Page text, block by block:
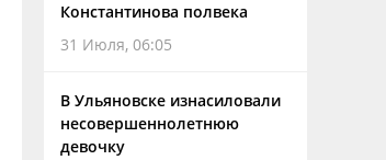
Константинова полвека
31 Июля, 06:05
В Ульяновске изнасиловали
несовершеннолетнюю
девочку